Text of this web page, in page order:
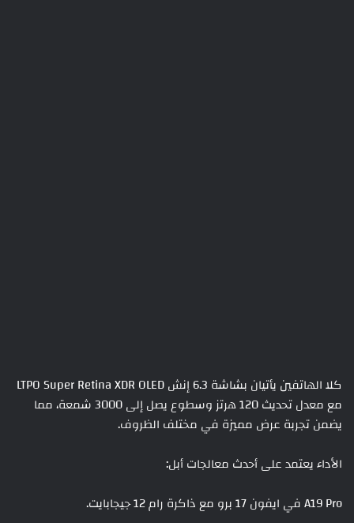
كلا الهاتفين يأتيان بشاشة 6.3 إنش LTPO Super Retina XDR OLED
مع معدل تحديث 120 هرتز وسطوع يصل إلى 3000 شمعة، مما
يضمن تجربة عرض مميزة في مختلف الظروف.
الأداء يعتمد على أحدث معالجات أبل:
A19 Pro في ايفون 17 برو مع ذاكرة رام 12 جيجابايت.